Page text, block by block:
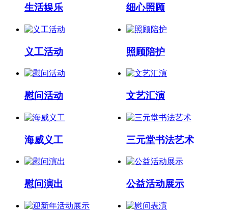
细心照顾
生活娱乐
照顾陪护
义工活动
文艺汇演
慰问活动
三元堂书法艺术
海威义工
公益活动展示
慰问演出